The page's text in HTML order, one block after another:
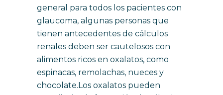
general para todos los pacientes con
glaucoma, algunas personas que
tienen antecedentes de cálculos
renales deben ser cautelosos con
alimentos ricos en oxalatos, como
espinacas, remolachas, nueces y
chocolate.Los oxalatos pueden